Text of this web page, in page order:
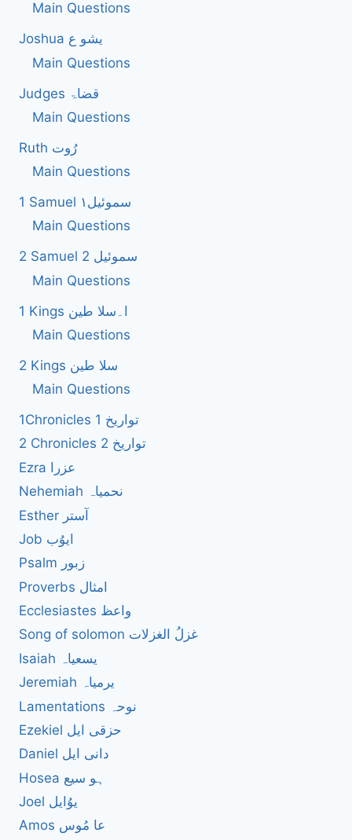
Main Questions
Joshua یشو ع
Main Questions
Judges قضاۃ
Main Questions
Ruth رُوت
Main Questions
1 Samuel سموئیل۱
Main Questions
2 Samuel 2 سموئیل
Main Questions
1 Kings ا۔سلا طین
Main Questions
2 Kings سلا طین
Main Questions
1Chronicles 1 تواریخ
2 Chronicles 2 تواریخ
Ezra عزرا
Nehemiah نحمیاہ
Esther آستر
Job ایوُب
Psalm زبور
Proverbs امثال
Ecclesiastes واعظ
Song of solomon غزلُ الغزلات
Isaiah یسعیاہ
Jeremiah یرمیاہ
Lamentations نوحہ
Ezekiel حزقی ایل
Daniel دانی ایل
Hosea ہو سیع
Joel یوُایل
Amos عا مُوس